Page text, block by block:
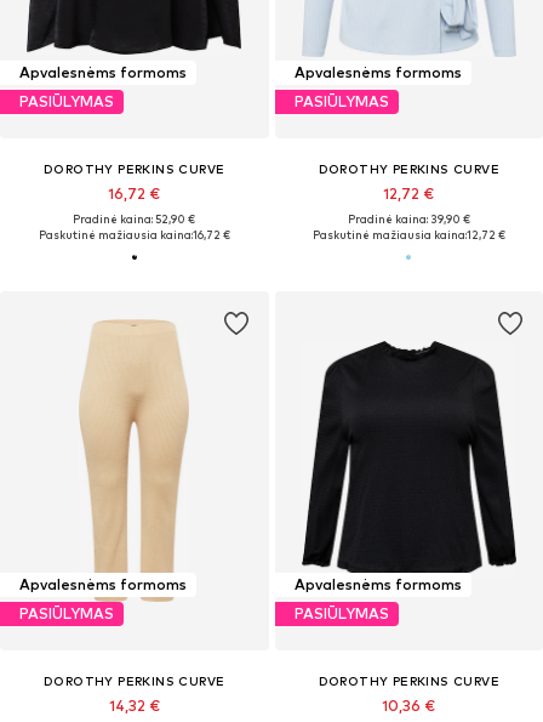
Apvalesnėms formoms
PASIŪLYMAS
DOROTHY PERKINS CURVE
16,72 €
Pradinė kaina: 52,90 €
Paskutinė mažiausia kaina:16,72 €
Apvalesnėms formoms
PASIŪLYMAS
DOROTHY PERKINS CURVE
12,72 €
Pradinė kaina: 39,90 €
Paskutinė mažiausia kaina:12,72 €
Apvalesnėms formoms
PASIŪLYMAS
DOROTHY PERKINS CURVE
14,32 €
Apvalesnėms formoms
PASIŪLYMAS
DOROTHY PERKINS CURVE
10,36 €